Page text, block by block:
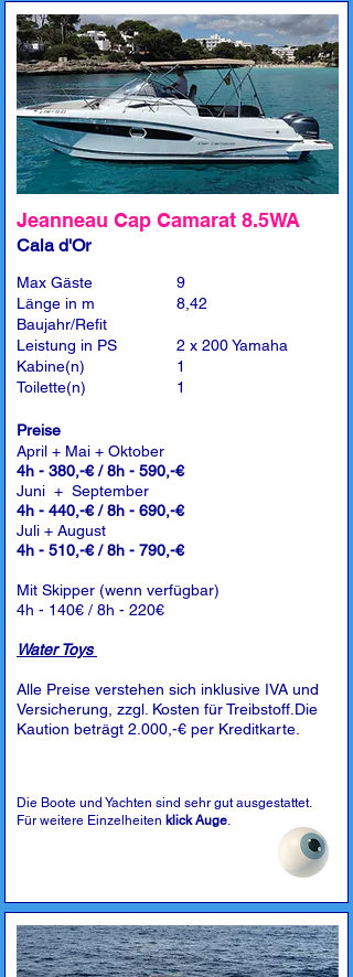
Jeanneau Cap Camarat 8.5WA
Cala d'Or
Max Gäste
Länge in m
Baujahr/Refit
Leistung in PS
Kabine(n)
Toilette(n)
9
8,42
2 x 200 Yamaha
1
1
Preise
April + Mai + Oktober
4h - 380,-€ / 8h - 590,-€
Juni + September
4h - 440,-€ / 8h - 690,-€
Juli + August
4h - 510,-€ / 8h - 790,-€
Mit Skipper (wenn verfügbar)
4h - 140€ / 8h - 220€
Water Toys
Alle Preise verstehen sich inklusive IVA und
Versicherung, zzgl. Kosten für Treibstoff.Die
Kaution beträgt 2.000,-€ per Kreditkarte.
Die Boote und Yachten sind sehr gut ausgestattet.
Für weitere Einzelheiten klick Auge.